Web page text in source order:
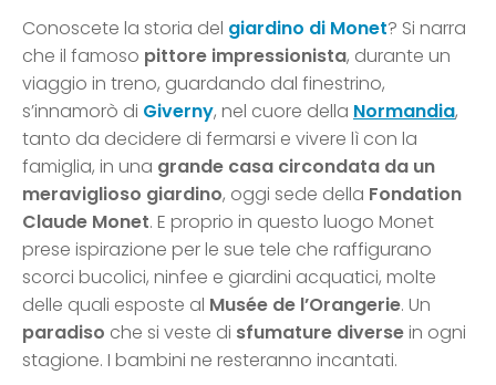
Conoscete la storia del giardino di Monet? Si narra
che il famoso pittore impressionista, durante un
viaggio in treno, guardando dal finestrino,
s’innamorò di Giverny, nel cuore della Normandia,
tanto da decidere di fermarsi e vivere lì con la
famiglia, in una grande casa circondata da un
meraviglioso giardino, oggi sede della Fondation
Claude Monet. E proprio in questo luogo Monet
prese ispirazione per le sue tele che raffigurano
scorci bucolici, ninfee e giardini acquatici, molte
delle quali esposte al Musée de l’Orangerie. Un
paradiso che si veste di sfumature diversein ogni
stagione. I bambini ne resteranno incantati.